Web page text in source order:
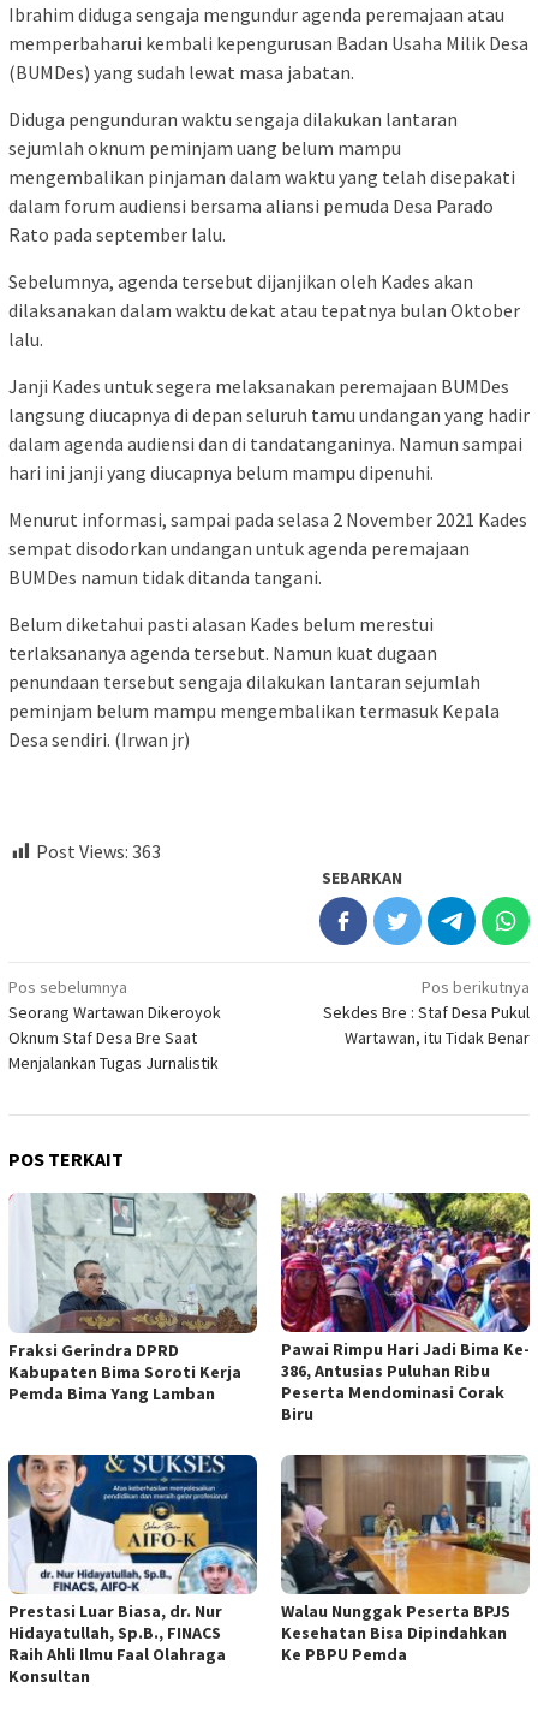
Ibrahim diduga sengaja mengundur agenda peremajaan atau
memperbaharui kembali kepengurusan Badan Usaha Milik Desa
(BUMDes) yang sudah lewat masa jabatan.
Diduga pengunduran waktu sengaja dilakukan lantaran
sejumlah oknum peminjam uang belum mampu
mengembalikan pinjaman dalam waktu yang telah disepakati
dalam forum audiensi bersama aliansi pemuda Desa Parado
Rato pada september lalu.
Sebelumnya, agenda tersebut dijanjikan oleh Kades akan
dilaksanakan dalam waktu dekat atau tepatnya bulan Oktober
lalu.
Janji Kades untuk segera melaksanakan peremajaan BUMDes
langsung diucapnya di depan seluruh tamu undangan yang hadir
dalam agenda audiensi dan di tandatanganinya. Namun sampai
hari ini janji yang diucapnya belum mampu dipenuhi.
Menurut informasi, sampai pada selasa 2 November 2021 Kades
sempat disodorkan undangan untuk agenda peremajaan
BUMDes namun tidak ditanda tangani.
Belum diketahui pasti alasan Kades belum merestui
terlaksananya agenda tersebut. Namun kuat dugaan
penundaan tersebut sengaja dilakukan lantaran sejumlah
peminjam belum mampu mengembalikan termasuk Kepala
Desa sendiri. (Irwan jr)
Post Views: 363
SEBARKAN
Navigasi
pos
Pos sebelumnya
Seorang Wartawan Dikeroyok
Oknum Staf Desa Bre Saat
Menjalankan Tugas Jurnalistik
Pos berikutnya
Sekdes Bre : Staf Desa Pukul
Wartawan, itu Tidak Benar
POS TERKAIT
Fraksi Gerindra DPRD
Kabupaten Bima Soroti Kerja
Pemda Bima Yang Lamban
Pawai Rimpu Hari Jadi Bima Ke-
386, Antusias Puluhan Ribu
Peserta Mendominasi Corak
Biru
Prestasi Luar Biasa, dr. Nur
Hidayatullah, Sp.B., FINACS
Raih Ahli Ilmu Faal Olahraga
Konsultan
Walau Nunggak Peserta BPJS
Kesehatan Bisa Dipindahkan
Ke PBPU Pemda